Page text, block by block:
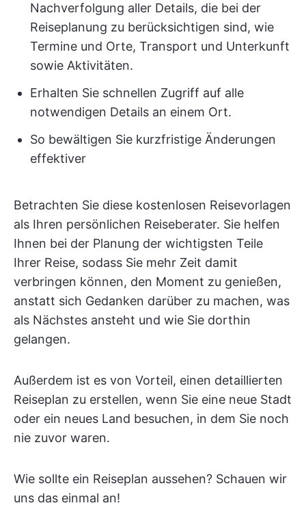
Nachverfolgung aller Details, die bei der
Reiseplanung zu berücksichtigen sind, wie
Termine und Orte, Transport und Unterkunft
sowie Aktivitäten.
Erhalten Sie schnellen Zugriff auf alle
notwendigen Details an einem Ort.
So bewältigen Sie kurzfristige Änderungen
effektiver
Betrachten Sie diese kostenlosen Reisevorlagen
als Ihren persönlichen Reiseberater. Sie helfen
Ihnen bei der Planung der wichtigsten Teile
Ihrer Reise, sodass Sie mehr Zeit damit
verbringen können, den Moment zu genießen,
anstatt sich Gedanken darüber zu machen, was
als Nächstes ansteht und wie Sie dorthin
gelangen.
Außerdem ist es von Vorteil, einen detaillierten
Reiseplan zu erstellen, wenn Sie eine neue Stadt
oder ein neues Land besuchen, in dem Sie noch
nie zuvor waren.
Wie sollte ein Reiseplan aussehen? Schauen wir
uns das einmal an!